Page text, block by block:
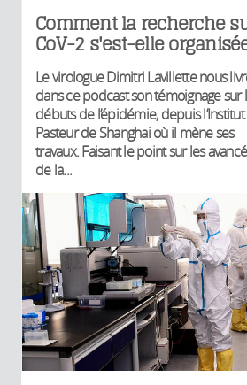
Comment la recherche
CoV-2 s'est-elle
Le virologue Dimitri Lavillette nous
dans ce podcast son témoignage sur
débuts de l’épidémie, depuis l’Institut
Pasteur de Shanghai où il mène ses
travaux. Faisant le point sur les
de la...